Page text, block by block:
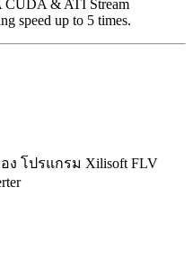
CUDA & ATI Stream
speed up to 5 times.
ง โปรแกรม Xilisoft FLV